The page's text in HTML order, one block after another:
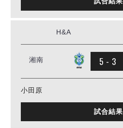
H&A
湘南 5 - 3
小田原
試合結果